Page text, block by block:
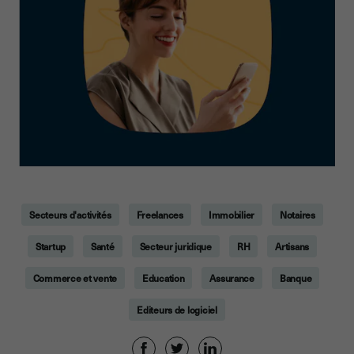
Secteurs d'activités Freelances Immobilier Notaires
Startup Santé Secteur juridique RH Artisans
Commerce et vente Education Assurance Banque
Editeurs de logiciel